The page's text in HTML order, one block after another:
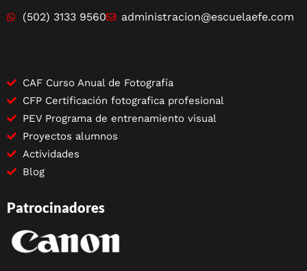
(502) 3133 9560 administracion@escuelaefe.com
CAF Curso Anual de Fotografía
CFP Certificación fotografica profesional
PEV Programa de entrenamiento visual
Proyectos alumnos
Actividades
Blog
Patrocinadores